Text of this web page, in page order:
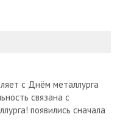
с Днём металлурга
связана с
появились сначала